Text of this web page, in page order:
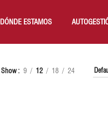
DÓNDE ESTAMOS
Show 9 12 18 24